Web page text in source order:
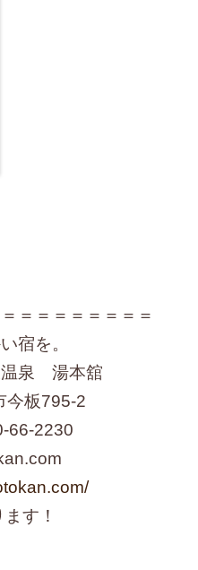
＝＝＝＝＝＝＝＝
宿を。
泉 湯本舘
板795-2
66-2230
す！